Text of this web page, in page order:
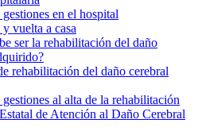
en el hospital
vuelta a casa
ser la rehabilitación del daño
rehabilitación del daño cerebral
al alta de la rehabilitación
de Atención al Daño Cerebral